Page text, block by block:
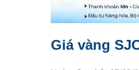
Giá vàng